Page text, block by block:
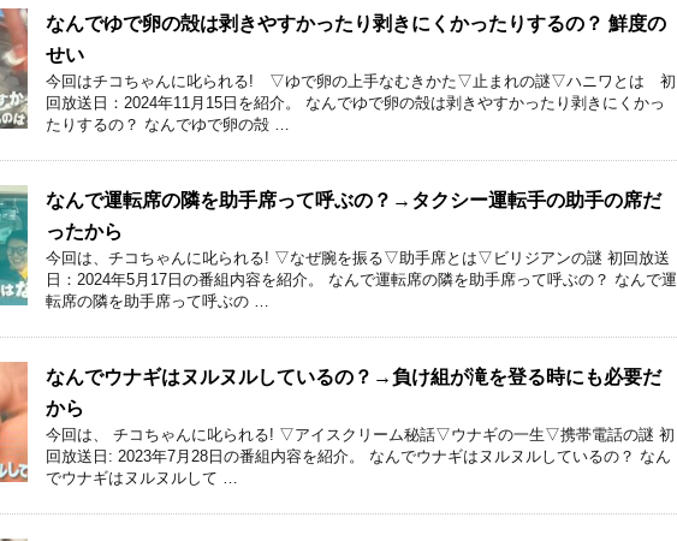
なんでゆで卵の殻は剥きやすかったり剥きにくかったりするの？ 鮮度の
せい
今回はチコちゃんに叱られる! ▽ゆで卵の上手なむきかた▽止まれの謎▽ハニワとは 初
回放送日：2024年11月15日を紹介。 なんでゆで卵の殻は剥きやすかったり剥きにくかっ
たりするの？ なんでゆで卵の殻 …
なんで運転席の隣を助手席って呼ぶの？→タクシー運転手の助手の席だ
ったから
今回は、チコちゃんに叱られる! ▽なぜ腕を振る▽助手席とは▽ビリジアンの謎 初回放送
日：2024年5月17日の番組内容を紹介。 なんで運転席の隣を助手席って呼ぶの？ なんで運
転席の隣を助手席って呼ぶの …
なんでウナギはヌルヌルしているの？→負け組が滝を登る時にも必要だ
から
今回は、 チコちゃんに叱られる! ▽アイスクリーム秘話▽ウナギの一生▽携帯電話の謎 初
回放送日: 2023年7月28日の番組内容を紹介。 なんでウナギはヌルヌルしているの？ なん
でウナギはヌルヌルして …